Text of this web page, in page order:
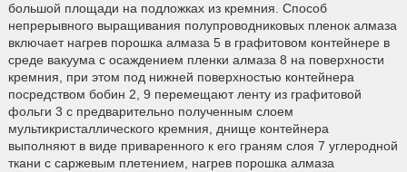
большой площади на подложках из кремния. Способ
непрерывного выращивания полупроводниковых пленок алмаза
включает нагрев порошка алмаза 5 в графитовом контейнере в
среде вакуума с осаждением пленки алмаза 8 на поверхности
кремния, при этом под нижней поверхностью контейнера
посредством бобин 2, 9 перемещают ленту из графитовой
фольги 3 с предварительно полученным слоем
мультикристаллического кремния, днище контейнера
выполняют в виде приваренного к его граням слоя 7 углеродной
ткани с саржевым плетением, нагрев порошка алмаза